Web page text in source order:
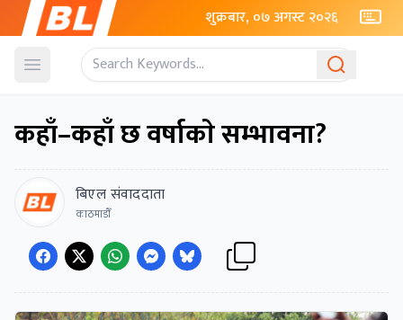
शुक्रबार, ०७ अगस्ट २०२६
Open menu
कहाँ–कहाँ छ वर्षाकाे सम्भावना?
बिएल संवाददाता
काठमाडौँ